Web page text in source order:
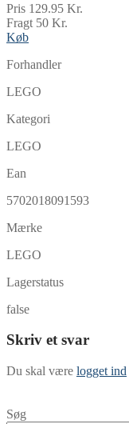
Pris 129.95 Kr.
Fragt 50 Kr.
Køb
Forhandler
LEGO
Kategori
LEGO
Ean
5702018091593
Mærke
LEGO
Lagerstatus
false
Skriv et svar
Du skal være logget ind
Søg